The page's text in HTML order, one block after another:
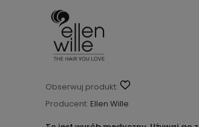
Obserwuj produkt:
Producent: Ellen Wille